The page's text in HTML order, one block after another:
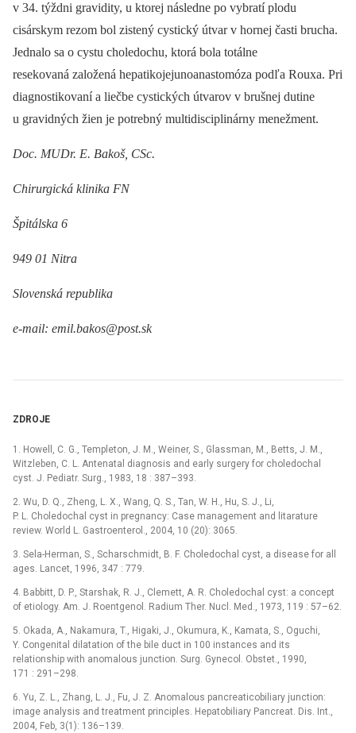
v 34. týždni gravidity, u ktorej následne po vybratí plodu
cisárskym rezom bol zistený cystický útvar v hornej časti brucha.
Jednalo sa o cystu choledochu, ktorá bola totálne
resekovaná založená hepatikojejunoanastomóza podľa Rouxa. Pri
diagnostikovaní a liečbe cystických útvarov v brušnej dutine
u gravidných žien je potrebný multidisciplinárny menežment.
Doc. MUDr. E. Bakoš, CSc.
Chirurgická klinika FN
Špitálska 6
949 01 Nitra
Slovenská republika
e-mail: emil.bakos@post.sk
ZDROJE
1. Howell, C. G., Templeton, J. M., Weiner, S., Glassman, M., Betts, J. M.,
Witzleben, C. L. Antenatal diagnosis and early surgery for choledochal
cyst. J. Pediatr. Surg., 1983, 18 : 387–393.
2. Wu, D. Q., Zheng, L. X., Wang, Q. S., Tan, W. H., Hu, S. J., Li,
P. L. Choledochal cyst in pregnancy: Case management and litarature
review. World L. Gastroenterol., 2004, 10 (20): 3065.
3. Sela-Herman, S., Scharschmidt, B. F. Choledochal cyst, a disease for all
ages. Lancet, 1996, 347 : 779.
4. Babbitt, D. P., Starshak, R. J., Clemett, A. R. Choledochal cyst: a concept
of etiology. Am. J. Roentgenol. Radium Ther. Nucl. Med., 1973, 119 : 57–62.
5. Okada, A., Nakamura, T., Higaki, J., Okumura, K., Kamata, S., Oguchi,
Y. Congenital dilatation of the bile duct in 100 instances and its
relationship with anomalous junction. Surg. Gynecol. Obstet., 1990,
171 : 291–298.
6. Yu, Z. L., Zhang, L. J., Fu, J. Z. Anomalous pancreaticobiliary junction:
image analysis and treatment principles. Hepatobiliary Pancreat. Dis. Int.,
2004, Feb, 3(1): 136–139.